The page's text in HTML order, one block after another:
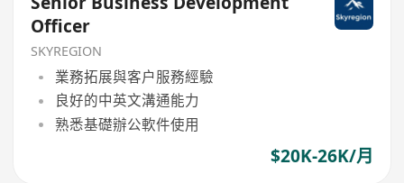
Officer
SKYREGION
業務拓展與客户服務經驗
良好的中英文溝通能力
熟悉基礎辦公軟件使用
$20K-26K/月